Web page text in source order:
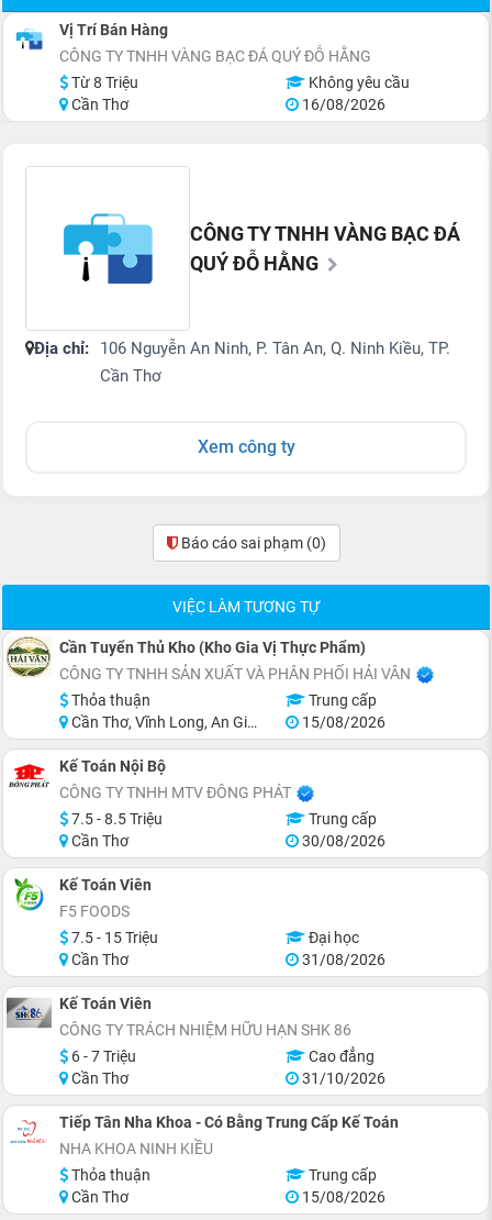
Vị Trí Bán Hàng
CÔNG TY TNHH VÀNG BẠC ĐÁ QUÝ ĐỖ HẰNG
Từ 8 Triệu
Không yêu cầu
Cần Thơ
16/08/2026
CÔNG TY TNHH VÀNG BẠC ĐÁ
QUÝ ĐỖ HẰNG
Địa chỉ:
106 Nguyễn An Ninh, P. Tân An, Q. Ninh Kiều, TP.
Cần Thơ
Xem công ty
Báo cáo sai phạm (0)
VIỆC LÀM TƯƠNG TỰ
Cần Tuyển Thủ Kho (Kho Gia Vị Thực Phẩm)
CÔNG TY TNHH SẢN XUẤT VÀ PHÂN PHỐI HẢI VÂN
Thỏa thuận
Trung cấp
Cần Thơ, Vĩnh Long, An Giang, Kiên Giang, Đồng Tháp, Hậu Giang
15/08/2026
Kế Toán Nội Bộ
CÔNG TY TNHH MTV ĐÔNG PHÁT
7.5 - 8.5 Triệu
Trung cấp
Cần Thơ
30/08/2026
Kế Toán Viên
F5 FOODS
7.5 - 15 Triệu
Đại học
Cần Thơ
31/08/2026
Kế Toán Viên
CÔNG TY TRÁCH NHIỆM HỮU HẠN SHK 86
6 - 7 Triệu
Cao đẳng
Cần Thơ
31/10/2026
Tiếp Tân Nha Khoa - Có Bằng Trung Cấp Kế Toán
NHA KHOA NINH KIỀU
Thỏa thuận
Trung cấp
Cần Thơ
15/08/2026